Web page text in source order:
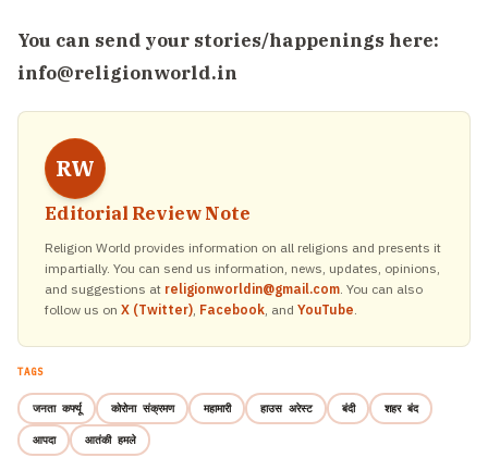
You can send your stories/happenings here:
info@religionworld.in
RW
Editorial Review Note
Religion World provides information on all religions and presents it
impartially. You can send us information, news, updates, opinions,
and suggestions at religionworldin@gmail.com. You can also
follow us on X (Twitter), Facebook, and YouTube.
TAGS
जनता कर्फ्यू कोरोना संक्रमण महामारी हाउस अरेस्ट बंदी शहर बंद
आपदा आतंकी हमले